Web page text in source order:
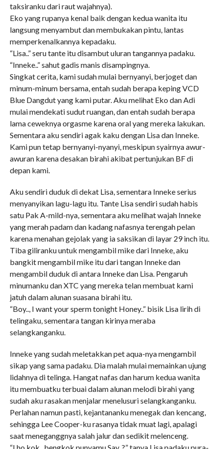
taksiranku dari raut wajahnya).
Eko yang rupanya kenal baik dengan kedua wanita itu
langsung menyambut dan membukakan pintu, lantas
memperkenalkannya kepadaku.
“Lisa..” seru tante itu disambut uluran tangannya padaku.
“Inneke..” sahut gadis manis disampingnya.
Singkat cerita, kami sudah mulai bernyanyi, berjoget dan
minum-minum bersama, entah sudah berapa keping VCD
Blue Dangdut yang kami putar. Aku melihat Eko dan Adi
mulai mendekati sudut ruangan, dan entah sudah berapa
lama ceweknya orgasme karena oral yang mereka lakukan.
Sementara aku sendiri agak kaku dengan Lisa dan Inneke.
Kami pun tetap bernyanyi-nyanyi, meskipun syairnya awur-
awuran karena desakan birahi akibat pertunjukan BF di
depan kami.
Aku sendiri duduk di dekat Lisa, sementara Inneke serius
menyanyikan lagu-lagu itu. Tante Lisa sendiri sudah habis
satu Pak A-mild-nya, sementara aku melihat wajah Inneke
yang merah padam dan kadang nafasnya terengah pelan
karena menahan gejolak yang ia saksikan di layar 29 inch itu.
Tiba giliranku untuk mengambil mike dari Inneke, aku
bangkit mengambil mike itu dari tangan Inneke dan
mengambil duduk di antara Inneke dan Lisa. Pengaruh
minumanku dan XTC yang mereka telan membuat kami
jatuh dalam alunan suasana birahi itu.
“Boy.., I want your sperm tonight Honey..” bisik Lisa lirih di
telingaku, sementara tangan kirinya meraba
selangkanganku.
Inneke yang sudah meletakkan pet aqua-nya mengambil
sikap yang sama padaku. Dia malah mulai memainkan ujung
lidahnya di telinga. Hangat nafas dan harum kedua wanita
itu membuatku terbuai dalam alunan melodi birahi yang
sudah aku rasakan menjalar menelusuri selangkanganku.
Perlahan namun pasti, kejantananku menegak dan kencang,
sehingga Lee Cooper-ku rasanya tidak muat lagi, apalagi
saat meneganggnya salah jalur dan sedikit melenceng.